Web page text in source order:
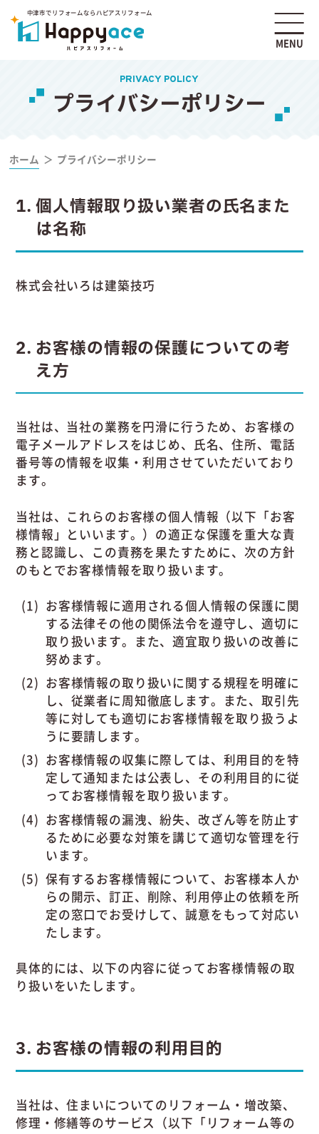
中津市でリフォームならハピアスリフォーム
MENU
PRIVACY POLICY
プライバシーポリシー
ホーム プライバシーポリシー
1 個人情報取り扱い業者の氏名また
は名称
株式会社いろは建築技巧
2 お客様の情報の保護についての考
え方
当社は、当社の業務を円滑に行うため、お客様の
電子メールアドレスをはじめ、氏名、住所、電話
番号等の情報を収集・利用させていただいており
ます。
当社は、これらのお客様の個人情報（以下「お客
様情報」といいます。）の適正な保護を重大な責
務と認識し、この責務を果たすために、次の方針
のもとでお客様情報を取り扱います。
お客様情報に適用される個人情報の保護に関
する法律その他の関係法令を遵守し、適切に
取り扱います。また、適宜取り扱いの改善に
努めます。
お客様情報の取り扱いに関する規程を明確に
し、従業者に周知徹底します。また、取引先
等に対しても適切にお客様情報を取り扱うよ
うに要請します。
お客様情報の収集に際しては、利用目的を特
定して通知または公表し、その利用目的に従
ってお客様情報を取り扱います。
お客様情報の漏洩、紛失、改ざん等を防止す
るために必要な対策を講じて適切な管理を行
います。
保有するお客様情報について、お客様本人か
らの開示、訂正、削除、利用停止の依頼を所
定の窓口でお受けして、誠意をもって対応い
たします。
具体的には、以下の内容に従ってお客様情報の取
り扱いをいたします。
3 お客様の情報の利用目的
当社は、住まいについてのリフォーム・増改築、
修理・修繕等のサービス（以下「リフォーム等の